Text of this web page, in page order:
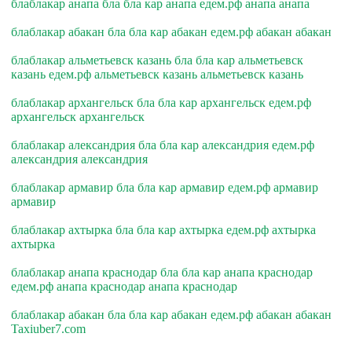
блаблакар анапа бла бла кар анапа едем.рф анапа анапа
блаблакар абакан бла бла кар абакан едем.рф абакан абакан
блаблакар альметьевск казань бла бла кар альметьевск
казань едем.рф альметьевск казань альметьевск казань
блаблакар архангельск бла бла кар архангельск едем.рф
архангельск архангельск
блаблакар александрия бла бла кар александрия едем.рф
александрия александрия
блаблакар армавир бла бла кар армавир едем.рф армавир
армавир
блаблакар ахтырка бла бла кар ахтырка едем.рф ахтырка
ахтырка
блаблакар анапа краснодар бла бла кар анапа краснодар
едем.рф анапа краснодар анапа краснодар
блаблакар абакан бла бла кар абакан едем.рф абакан абакан
Taxiuber7.com